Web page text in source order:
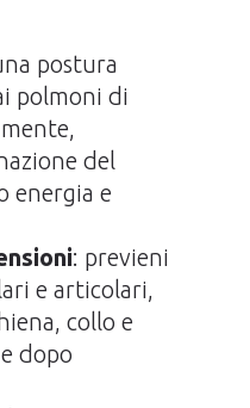
postura
polmoni di
del
energia e
: previeni
e articolari,
collo e
dopo